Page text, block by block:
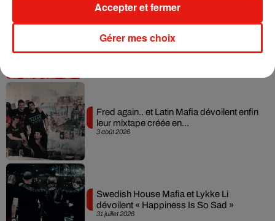
6 août 2026
dimension avec son premier...
3 août 2026
Fred again.. et Latin Mafia dévoilent enfin
leur mixtape créée en...
31 juillet 2026
Swedish House Mafia et Lykke Li
dévoilent « Happiness Is So Sad »
Gérer mes choix
Accepter et fermer